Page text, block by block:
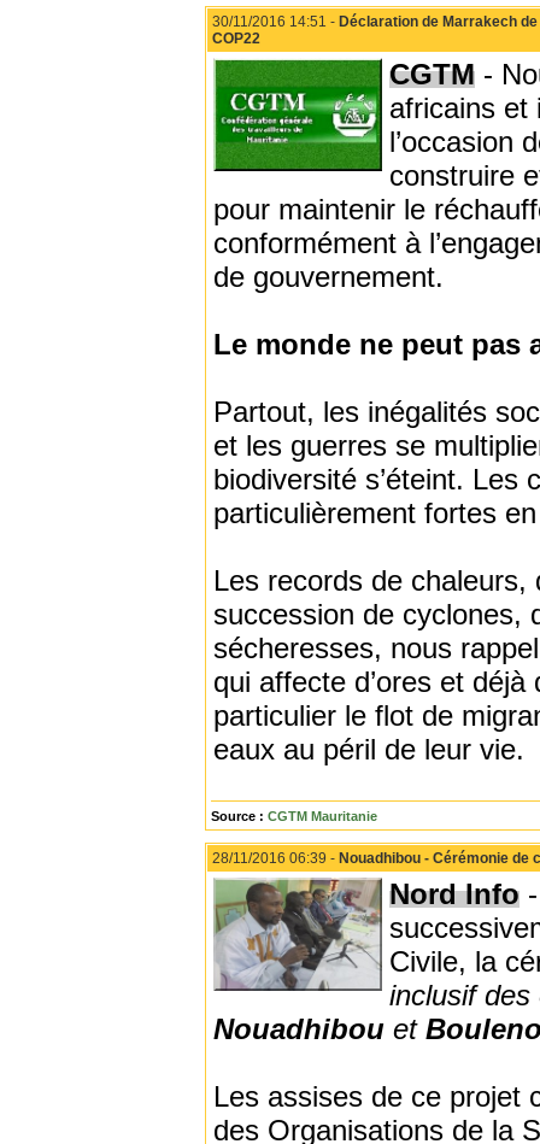
30/11/2016 14:51 - Déclaration de Marrakech
COP22
CGTM -
africains et
l’occasion
construire
pour maintenir le
conformément à
de gouvernement.
Le monde ne peut pas
Partout, les inégalités
et les guerres se
biodiversité s’éteint. Les
particulièrement fortes
Les records de chaleurs,
succession de cyclones,
sécheresses, nous
qui affecte d’ores et
particulier le flot de
eaux au péril de leur vie.
Source : CGTM Mauritanie
28/11/2016 06:39 - Nouadhibou - Cérémonie de
Nord Info
Civile, la
inclusif des
Nouadhibou et
Les assises de ce projet
des Organisations de la